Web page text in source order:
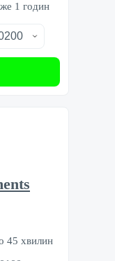
1 годин
45 хвилин